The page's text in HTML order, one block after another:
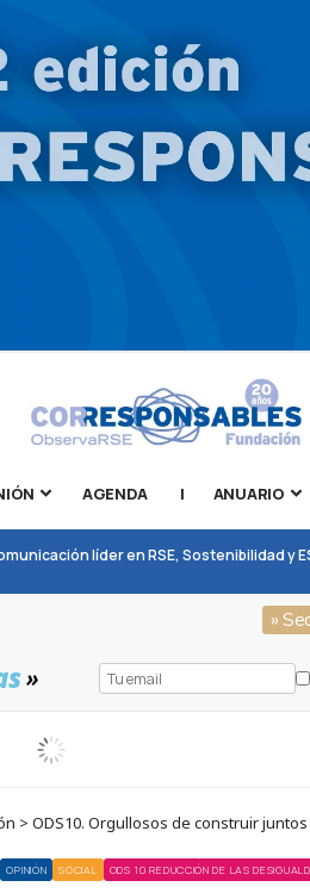
AGENDA | ANUARIO
líder en RSE, Sostenibilidad y
»
»
> ODS10. Orgullosos de construir
OPINIÓN SOCIAL ODS 10 REDUCCIÓN DE LAS